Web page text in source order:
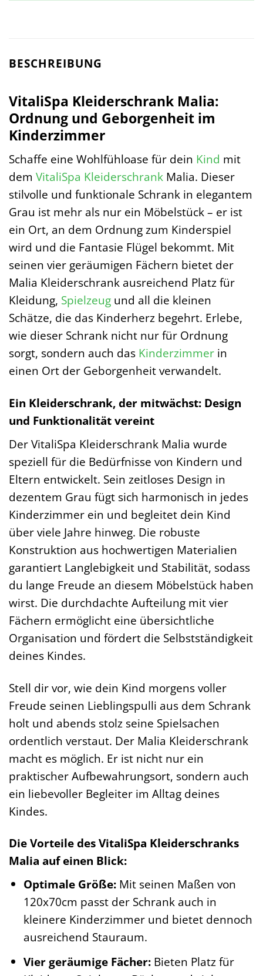
BESCHREIBUNG
VitaliSpa Kleiderschrank Malia:
Ordnung und Geborgenheit im
Kinderzimmer
Schaffe eine Wohlfühloase für dein Kind mit
dem VitaliSpa Kleiderschrank Malia. Dieser
stilvolle und funktionale Schrank in elegantem
Grau ist mehr als nur ein Möbelstück – er ist
ein Ort, an dem Ordnung zum Kinderspiel
wird und die Fantasie Flügel bekommt. Mit
seinen vier geräumigen Fächern bietet der
Malia Kleiderschrank ausreichend Platz für
Kleidung, Spielzeug und all die kleinen
Schätze, die das Kinderherz begehrt. Erlebe,
wie dieser Schrank nicht nur für Ordnung
sorgt, sondern auch das Kinderzimmer in
einen Ort der Geborgenheit verwandelt.
Ein Kleiderschrank, der mitwächst: Design
und Funktionalität vereint
Der VitaliSpa Kleiderschrank Malia wurde
speziell für die Bedürfnisse von Kindern und
Eltern entwickelt. Sein zeitloses Design in
dezentem Grau fügt sich harmonisch in jedes
Kinderzimmer ein und begleitet dein Kind
über viele Jahre hinweg. Die robuste
Konstruktion aus hochwertigen Materialien
garantiert Langlebigkeit und Stabilität, sodass
du lange Freude an diesem Möbelstück haben
wirst. Die durchdachte Aufteilung mit vier
Fächern ermöglicht eine übersichtliche
Organisation und fördert die Selbstständigkeit
deines Kindes.
Stell dir vor, wie dein Kind morgens voller
Freude seinen Lieblingspulli aus dem Schrank
holt und abends stolz seine Spielsachen
ordentlich verstaut. Der Malia Kleiderschrank
macht es möglich. Er ist nicht nur ein
praktischer Aufbewahrungsort, sondern auch
ein liebevoller Begleiter im Alltag deines
Kindes.
Die Vorteile des VitaliSpa Kleiderschranks
Malia auf einen Blick:
Optimale Größe:Mit seinen Maßen von
120x70cm passt der Schrank auch in
kleinere Kinderzimmer und bietet dennoch
ausreichend Stauraum.
Vier geräumige Fächer:Bieten Platz für